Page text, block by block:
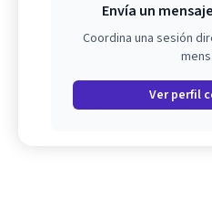
Envía un
Coordina una sesión
Ver perfil